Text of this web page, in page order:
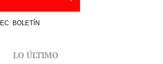
BOLETÍN
LO ÚLTIMO